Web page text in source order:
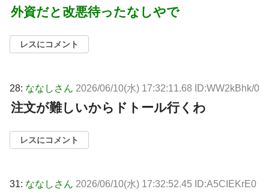
外資だと改悪待ったなしやで
レスにコメント
28: ななしさん 2026/06/10(水) 17:32:11.68 ID:WW2kBhk/0
注文が難しいからドトール行くわ
レスにコメント
31: ななしさん 2026/06/10(水) 17:32:52.45 ID:A5CIEKrE0